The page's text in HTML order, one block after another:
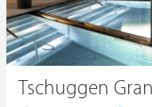
Tschuggen